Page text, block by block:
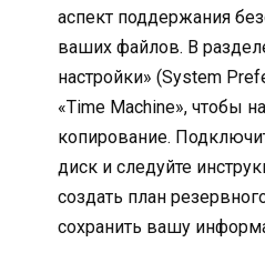
аспект поддержания
ваших файлов. В
настройки» (System
«Time Machine», чтобы
копирование.
диск и следуйте
создать план
сохранить вашу